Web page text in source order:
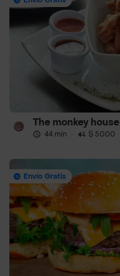
The monkey house
44 min · $ 5000
Envío Gratis